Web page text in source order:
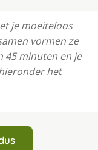
je moeiteloos
vormen ze
45 minuten en je
het